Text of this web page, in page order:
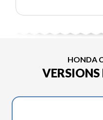
HONDA
VERSIONS